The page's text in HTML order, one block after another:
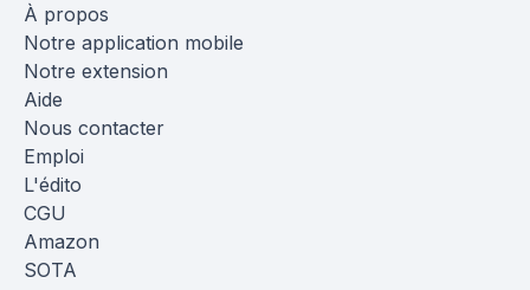
À propos
Notre application mobile
Notre extension
Aide
Nous contacter
Emploi
L'édito
CGU
Amazon
SOTA